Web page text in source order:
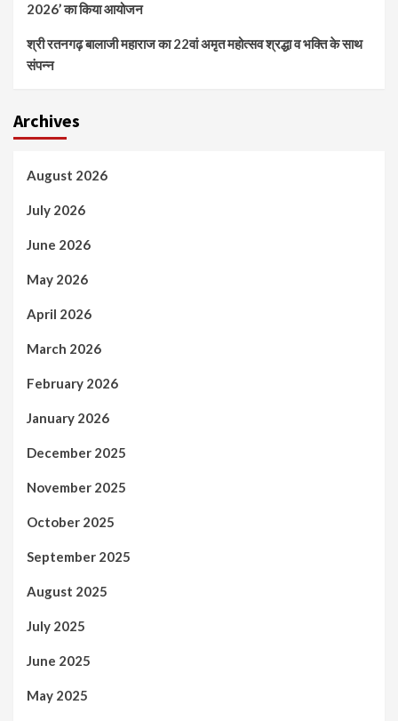
2026’ का किया आयोजन
श्री रतनगढ़ बालाजी महाराज का 22वां अमृत महोत्सव श्रद्धा व भक्ति के साथ
संपन्न
Archives
August 2026
July 2026
June 2026
May 2026
April 2026
March 2026
February 2026
January 2026
December 2025
November 2025
October 2025
September 2025
August 2025
July 2025
June 2025
May 2025